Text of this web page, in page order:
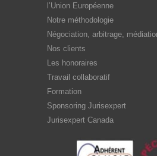
l’Union Européenne
Notre méthodologie
Négociation, arbitrage,
Nos clients
Les honoraires
Travail collaboratif
Formation
Sponsoring Jurisexpert
Jurisexpert Canada